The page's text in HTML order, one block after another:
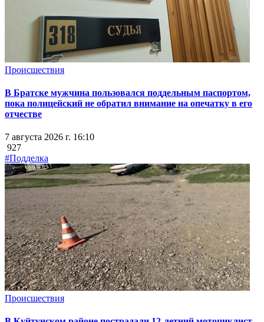
Происшествия
В Братске мужчина пользовался поддельным паспортом,
пока полицейский не обратил внимание на опечатку в его
отчестве
7 августа 2026 г. 16:10
927
#Подделка
Происшествия